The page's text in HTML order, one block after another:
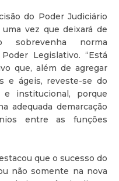
do Poder Judiciário
vez que deixará de
norma
Legislativo. “Está
que, além de agregar
e ágeis, reveste-se do
institucional, porque
adequada demarcação
entre as funções
que o sucesso do
não somente na nova